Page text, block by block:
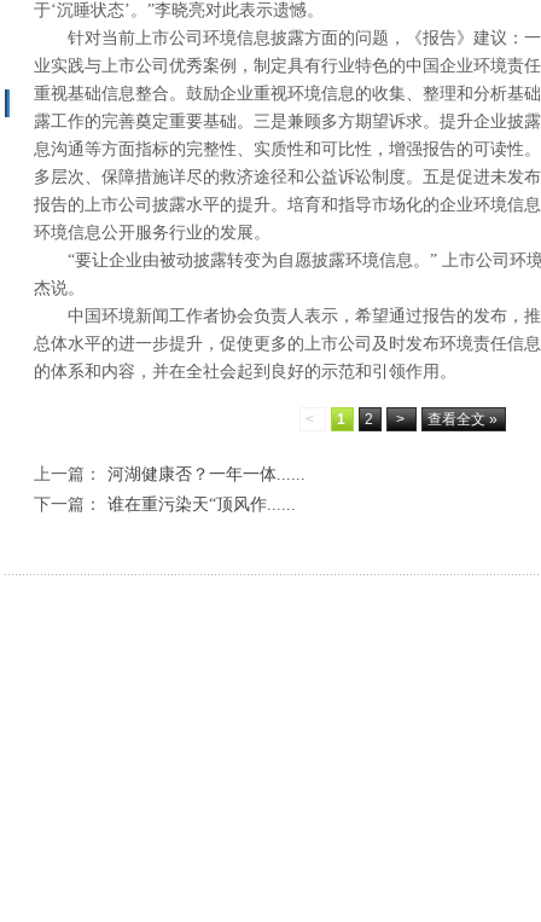
于‘沉睡状态’。”李晓亮对此表示遗憾。
针对当前上市公司环境信息披露方面的问题，《报告》建议：
业实践与上市公司优秀案例，制定具有行业特色的中国企业环境责
重视基础信息整合。鼓励企业重视环境信息的收集、整理和分析基
露工作的完善奠定重要基础。三是兼顾多方期望诉求。提升企业披
息沟通等方面指标的完整性、实质性和可比性，增强报告的可读性
多层次、保障措施详尽的救济途径和公益诉讼制度。五是促进未发
报告的上市公司披露水平的提升。培育和指导市场化的企业环境信
环境信息公开服务行业的发展。
“要让企业由被动披露转变为自愿披露环境信息。” 上市公司环
杰说。
中国环境新闻工作者协会负责人表示，希望通过报告的发布，
总体水平的进一步提升，促使更多的上市公司及时发布环境责任信
的体系和内容，并在全社会起到良好的示范和引领作用。
< 1 2 > 查看全文 »
上一篇：
河湖健康否？一年一体......
下一篇：
谁在重污染天“顶风作......